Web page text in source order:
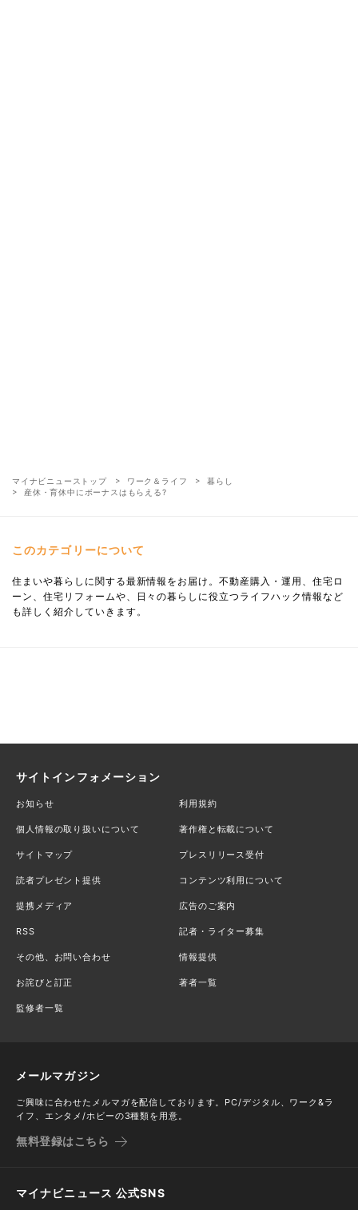
マイナビニューストップ ワーク＆ライフ
暮らし
産休・育休中にボーナスはもらえる?
このカテゴリーについて
住まいや暮らしに関する最新情報をお届け。不動産購入・運用、住宅ロ
ーン、住宅リフォームや、日々の暮らしに役立つライフハック情報など
も詳しく紹介していきます。
サイトインフォメーション
お知らせ 利用規約
個人情報の取り扱いについて 著作権と転載について
サイトマップ プレスリリース受付
読者プレゼント提供 コンテンツ利用について
提携メディア 広告のご案内
RSS 記者・ライター募集
その他、お問い合わせ 情報提供
お詫びと訂正 著者一覧
監修者一覧
メールマガジン
ご興味に合わせたメルマガを配信しております。PC/デジタル、ワーク&ラ
イフ、エンタメ/ホビーの3種類を用意。
無料登録はこちら
マイナビニュース 公式SNS